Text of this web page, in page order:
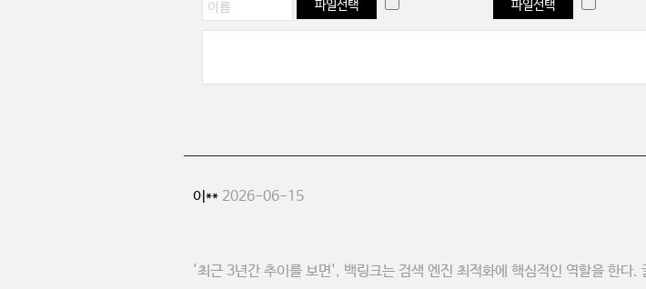
파일선택 파일선택
이** 2026-06-15
'최근 3년간 추이를 보면', 백링크는 검색 엔진 최적화에 핵심적인 역할을 한다.